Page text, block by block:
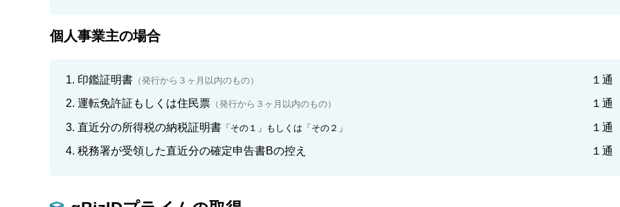
個人事業主の場合
印鑑証明書 （発行から３ヶ月以内のもの） １通
運転免許証もしくは住民票 （発行から３ヶ月以内のもの） １通
直近分の所得税の納税証明書 「その１」もしくは「その２」 １通
税務署が受領した直近分の確定申告書Bの控え １通